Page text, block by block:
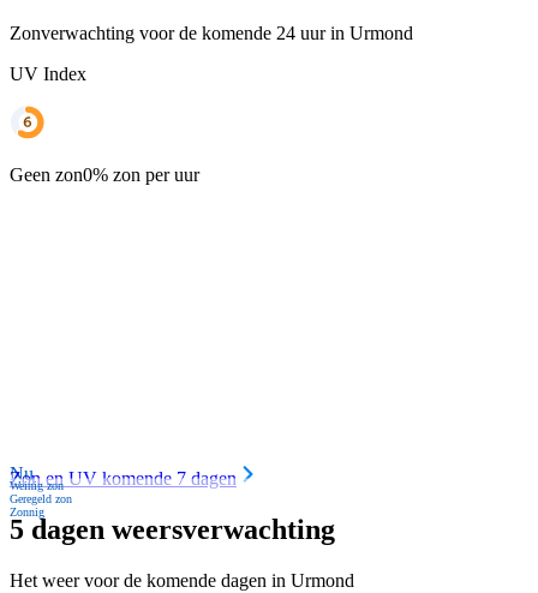
Zonverwachting voor de komende 24 uur in Urmond
UV Index
Geen zon0% zon per uur
Nu
Weinig zon
Geregeld zon
Zonnig
Zon en UV komende 7 dagen
5 dagen weersverwachting
Het weer voor de komende dagen in Urmond